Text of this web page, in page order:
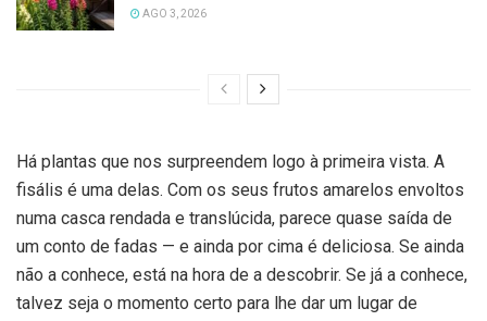
AGO 3, 2026
Há plantas que nos surpreendem logo à primeira vista. A
fisális é uma delas. Com os seus frutos amarelos envoltos
numa casca rendada e translúcida, parece quase saída de
um conto de fadas — e ainda por cima é deliciosa. Se ainda
não a conhece, está na hora de a descobrir. Se já a conhece,
talvez seja o momento certo para lhe dar um lugar de